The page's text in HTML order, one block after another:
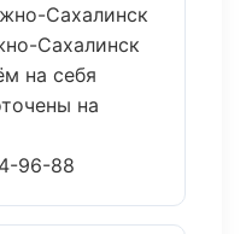
Сахалинск
Сахалинск
на себя
на
96-88